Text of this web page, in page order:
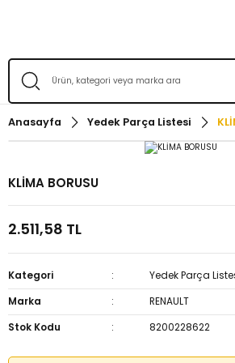
Anasayfa Yedek Parça Listesi
KLİMA BORUSU
2.511,58 TL
Kategori
Yedek Parça
Marka
RENAULT
Stok Kodu
8200228622